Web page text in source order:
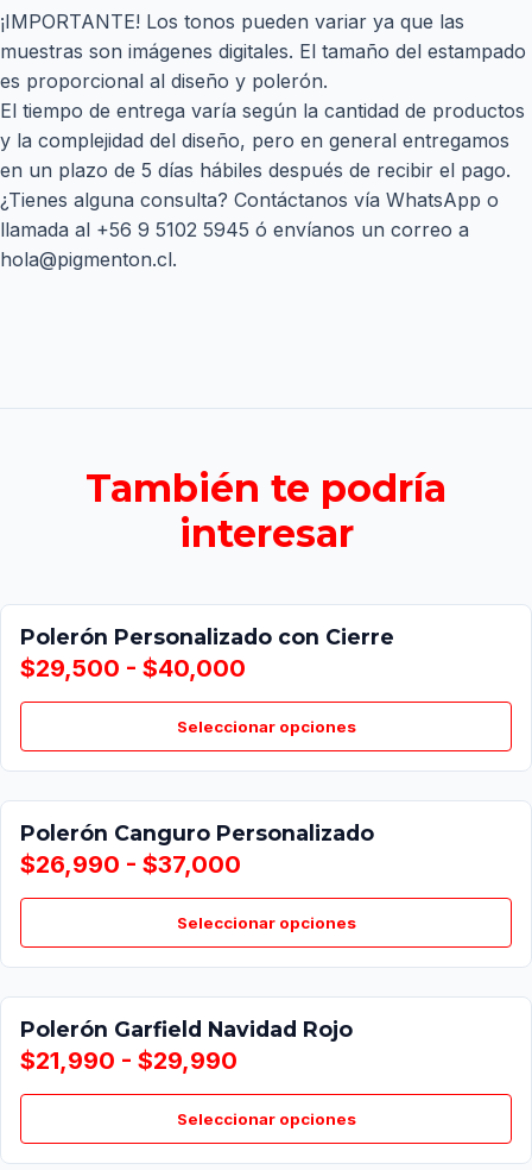
¡IMPORTANTE! Los tonos pueden variar ya que las
muestras son imágenes digitales. El tamaño del estampado
es proporcional al diseño y polerón.
El tiempo de entrega varía según la cantidad de productos
y la complejidad del diseño, pero en general entregamos
en un plazo de 5 días hábiles después de recibir el pago.
¿Tienes alguna consulta? Contáctanos vía WhatsApp o
llamada al +56 9 5102 5945 ó envíanos un correo a
hola@pigmenton.cl.
También te podría
interesar
Polerón Personalizado con Cierre
$29,500 - $40,000
Seleccionar opciones
Polerón Canguro Personalizado
$26,990 - $37,000
Seleccionar opciones
Polerón Garfield Navidad Rojo
$21,990 - $29,990
Seleccionar opciones